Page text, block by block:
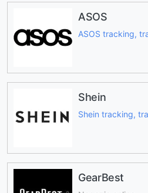
ASOS
ASOS tracking,
Shein
Shein tracking,
GearBest